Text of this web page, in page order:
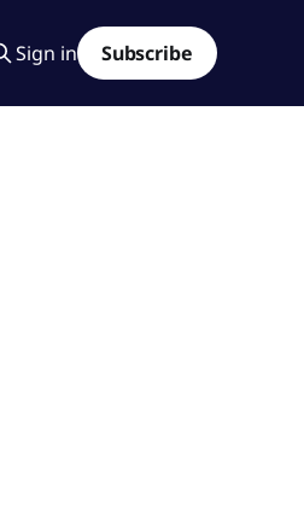
Sign in Subscribe